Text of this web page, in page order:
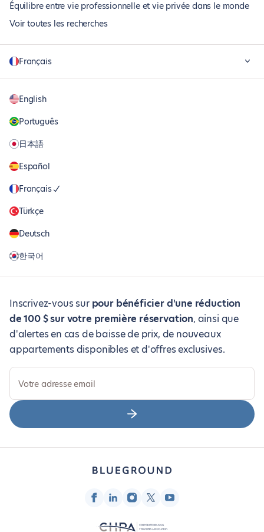
Équilibre entre vie professionnelle et vie privée dans le monde
Voir toutes les recherches
Français
English
Português
日本語
Español
Français
Türkçe
Deutsch
한국어
Inscrivez-vous sur pour bénéficier d'une réduction
de 100 $ sur votre première réservation, ainsi que
d'alertes en cas de baisse de prix, de nouveaux
appartements disponibles et d'offres exclusives.
Votre adresse email